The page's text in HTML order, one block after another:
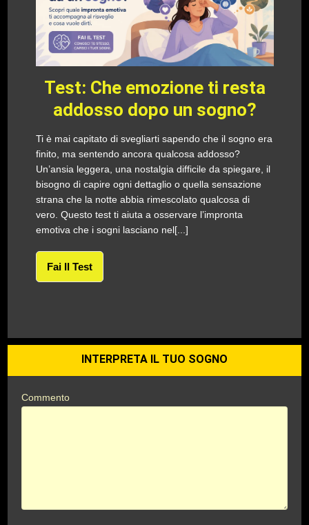
Test: Che emozione ti resta
addosso dopo un sogno?
Ti è mai capitato di svegliarti sapendo che il sogno era
finito, ma sentendo ancora qualcosa addosso?
Un’ansia leggera, una nostalgia difficile da spiegare, il
bisogno di capire ogni dettaglio o quella sensazione
strana che la notte abbia rimescolato qualcosa di
vero. Questo test ti aiuta a osservare l’impronta
emotiva che i sogni lasciano nel[...]
Fai Il Test
INTERPRETA IL TUO SOGNO
Commento